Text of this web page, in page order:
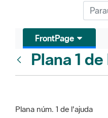
FrontPage
Plana 1
Plana núm. 1 de l'ajuda